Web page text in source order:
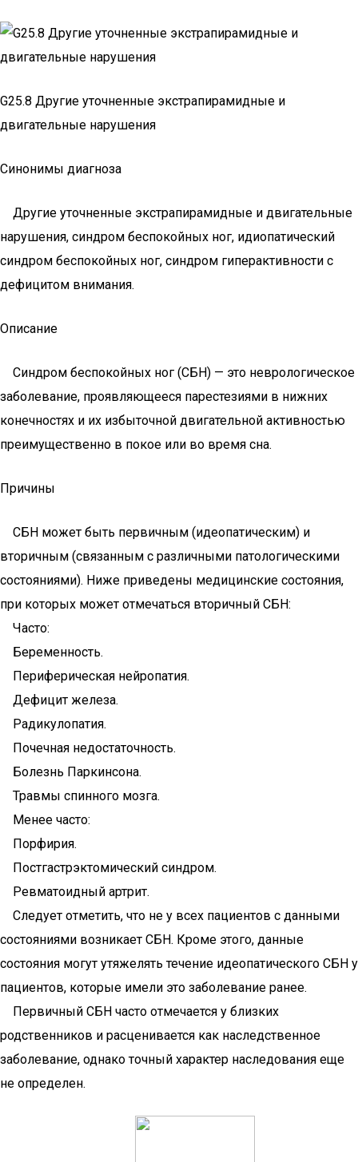
G25.8 Другие уточненные экстрапирамидные и
двигательные нарушения
Синонимы диагноза
Другие уточненные экстрапирамидные и двигательные
нарушения, синдром беспокойных ног, идиопатический
синдром беспокойных ног, синдром гиперактивности с
дефицитом внимания.
Описание
Синдром беспокойных ног (СБН) — это неврологическое
заболевание, проявляющееся парестезиями в нижних
конечностях и их избыточной двигательной активностью
преимущественно в покое или во время сна.
Причины
СБН может быть первичным (идеопатическим) и
вторичным (связанным с различными патологическими
состояниями). Ниже приведены медицинские состояния,
при которых может отмечаться вторичный СБН:
Часто:
Беременность.
Периферическая нейропатия.
Дефицит железа.
Радикулопатия.
Почечная недостаточность.
Болезнь Паркинсона.
Травмы спинного мозга.
Менее часто:
Порфирия.
Постгастрэктомический синдром.
Ревматоидный артрит.
Следует отметить, что не у всех пациентов с данными
состояниями возникает СБН. Кроме этого, данные
состояния могут утяжелять течение идеопатического СБН у
пациентов, которые имели это заболевание ранее.
Первичный СБН часто отмечается у близких
родственников и расценивается как наследственное
заболевание, однако точный характер наследования еще
не определен.